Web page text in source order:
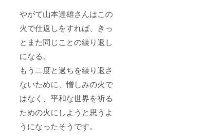
やがて山本達雄さんはこの
火で仕返しをすれば、きっ
とまた同じことの繰り返し
になる。
もう二度と過ちを繰り返さ
ないために、憎しみの火で
はなく、平和な世界を祈る
ための火にしようと思うよ
うになったそうです。